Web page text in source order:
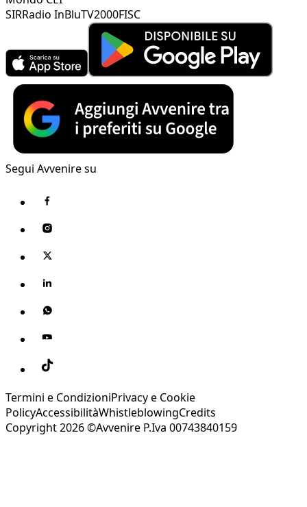
SIRRadio InBluTV2000FISC
Segui Avvenire su
Termini e CondizioniPrivacy e Cookie
PolicyAccessibilitàWhistleblowingCredits
Copyright 2026 ©Avvenire P.Iva 00743840159